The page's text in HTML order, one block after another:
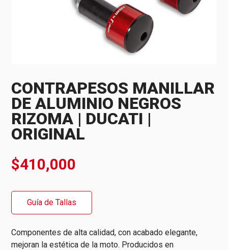
CONTRAPESOS MANILLAR
DE ALUMINIO NEGROS
RIZOMA | DUCATI |
ORIGINAL
$410,000
Guía de Tallas
Componentes de alta calidad, con acabado elegante,
mejoran la estética de la moto. Producidos en